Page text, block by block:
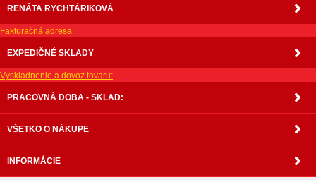
RENÁTA RYCHTÁRIKOVÁ
Fakturačná adresa:
EXPEDIČNÉ SKLADY
Vyskladnenie a dovoz tovaru:
PRACOVNÁ DOBA - SKLAD:
VŠETKO O NÁKUPE
INFORMÁCIE